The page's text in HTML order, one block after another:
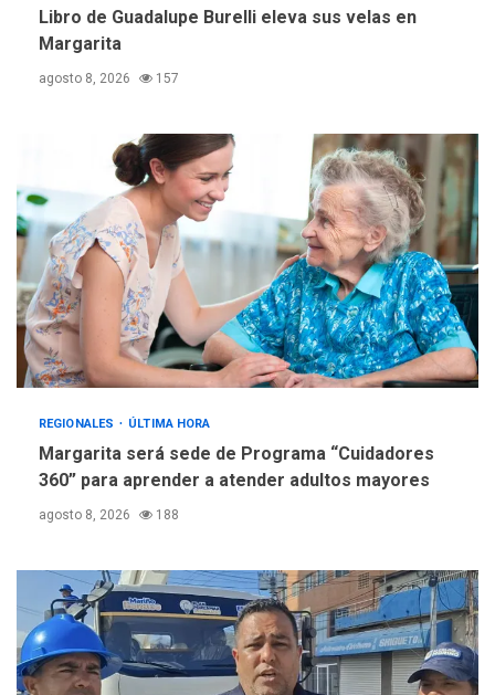
4
la altura de Macho Muerto
trabajan en diplomado para
creación y manejo de
estadísticas de turismo
Libro de Guadalupe Burelli eleva sus velas en
Margarita
agosto 8, 2026 157
REGIONALES ÚLTIMA HORA
Margarita será sede de Programa “Cuidadores
360” para aprender a atender adultos mayores
agosto 8, 2026 188